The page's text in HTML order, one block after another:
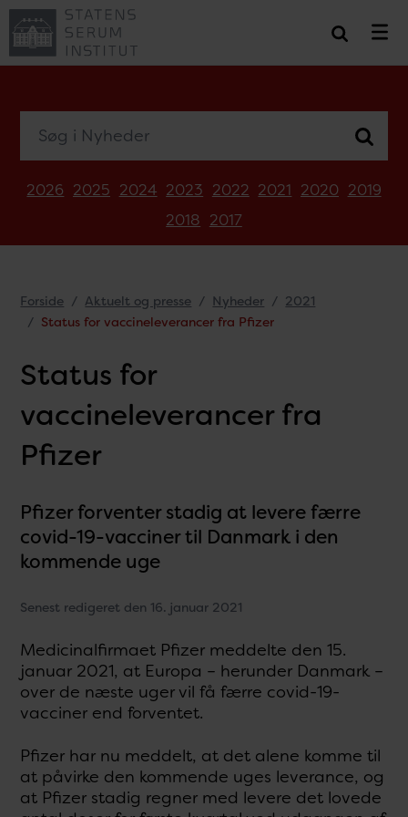
2026 2025 2024 2023 2022 2021 2020 2019
2018 2017
Forside Aktuelt og presse Nyheder
2021
Status for vaccineleverancer fra Pfizer
Status for
vaccineleverancer fra
Pfizer
Pfizer forventer stadig at levere færre
covid-19-vacciner til Danmark i den
kommende uge
Senest redigeret den 16. januar 2021
Medicinalfirmaet Pfizer meddelte den 15.
januar 2021, at Europa – herunder Danmark –
over de næste uger vil få færre covid-19-
vacciner end forventet.
Pfizer har nu meddelt, at det alene komme til
at påvirke den kommende uges leverance, og
at Pfizer stadig regner med levere det lovede